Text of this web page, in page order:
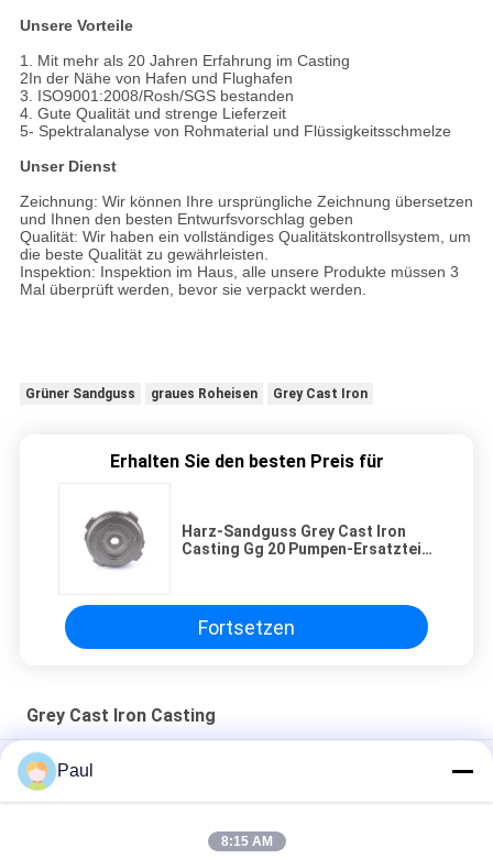
Unsere Vorteile
1. Mit mehr als 20 Jahren Erfahrung im Casting
2In der Nähe von Hafen und Flughafen
3. ISO9001:2008/Rosh/SGS bestanden
4. Gute Qualität und strenge Lieferzeit
5- Spektralanalyse von Rohmaterial und Flüssigkeitsschmelze
Unser Dienst
Zeichnung: Wir können Ihre ursprüngliche Zeichnung übersetzen
und Ihnen den besten Entwurfsvorschlag geben
Qualität: Wir haben ein vollständiges Qualitätskontrollsystem, um
die beste Qualität zu gewährleisten.
Inspektion: Inspektion im Haus, alle unsere Produkte müssen 3
Mal überprüft werden, bevor sie verpackt werden.
Grüner Sandguss graues Roheisen Grey Cast Iron
Erhalten Sie den besten Preis für
Harz-Sandguss Grey Cast Iron
Casting Gg 20 Pumpen-Ersatzteile
Fortsetzen
Grey Cast Iron Casting
DE-GJL-300 Grauguss Sandguss Motorgehäusedeckel
Teile für die Gießung von Maschinen aus Grauisen Sand
LKW-Anhänger-Federung-Chassis-Teile Blatt Vorder-
Paul
8:15 AM